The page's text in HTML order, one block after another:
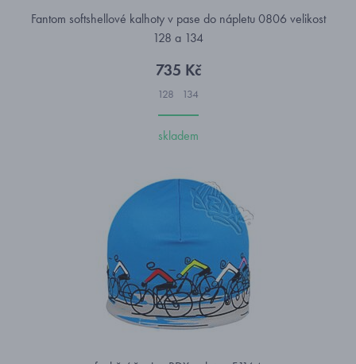
Fantom softshellové kalhoty v pase do nápletu 0806 velikost
128 a 134
735 Kč
128 134
skladem